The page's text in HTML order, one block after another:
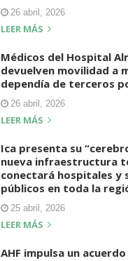
26 abril, 2026
LEER MÁS
Médicos del Hospital
devuelven movilidad a
dependía de terceros
26 abril, 2026
LEER MÁS
Ica presenta su
nueva infraestructura
conectará hospitales y
públicos en toda la
25 abril, 2026
LEER MÁS
AHF impulsa un